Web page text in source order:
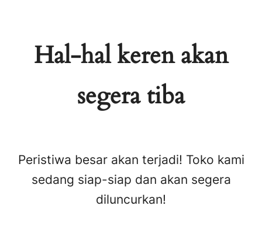
Hal-hal keren akan
segera tiba
Peristiwa besar akan terjadi! Toko kami
sedang siap-siap dan akan segera
diluncurkan!